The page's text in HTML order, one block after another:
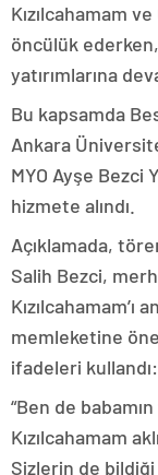
Kızılcahamam
öncülük ederken,
yatırımlarına
Bu kapsamda
Ankara
MYO Ayşe Bezci
hizmete alındı.
Açıklamada,
Salih Bezci,
Kızılcahamam’ı
memleketine
ifadeleri kullandı:
“Ben de
Kızılcahamam
Sizlerin de